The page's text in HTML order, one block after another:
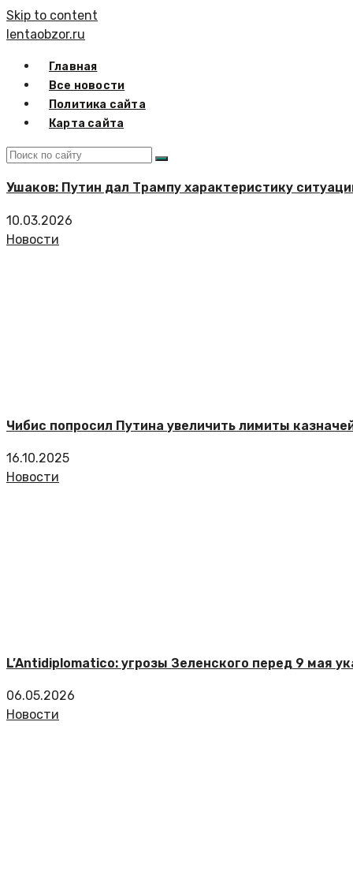
Skip to content
lentaobzor.ru
Главная
Все новости
Политика сайта
Карта сайта
Ушаков: Путин дал Трампу характеристику
10.03.2026
Новости
Чибис попросил Путина увеличить лимиты
16.10.2025
Новости
L’Antidiplomatico: угрозы Зеленского перед 9 мая
06.05.2026
Новости